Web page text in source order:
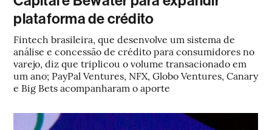
plataforma de crédito
Fintech brasileira, que desenvolve um sistema de
análise e concessão de crédito para consumidores no
varejo, diz que triplicou o volume transacionado em
um ano; PayPal Ventures, NFX, Globo Ventures, Canary
e Big Bets acompanharam o aporte